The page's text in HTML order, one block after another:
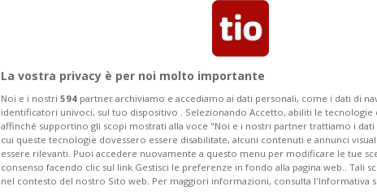
La vostra privacy è per noi molto importante
Noi e i nostri 594 partner archiviamo e accediamo ai dati personali, come i dati di
identificatori univoci, sul tuo dispositivo . Selezionando Accetto, abiliti le tecnologie
affinché supportino gli scopi mostrati alla voce "Noi e i nostri partner trattiamo i dati
cui queste tecnologie dovessero essere disabilitate, alcuni contenuti e annunci
essere rilevanti. Puoi accedere nuovamente a questo menu per modificare le tue
consenso facendo clic sul link Gestisci le preferenze in fondo alla pagina web.. Tali
nel contesto del nostro Sito web. Per maggiori informazioni, consulta l'Informativa